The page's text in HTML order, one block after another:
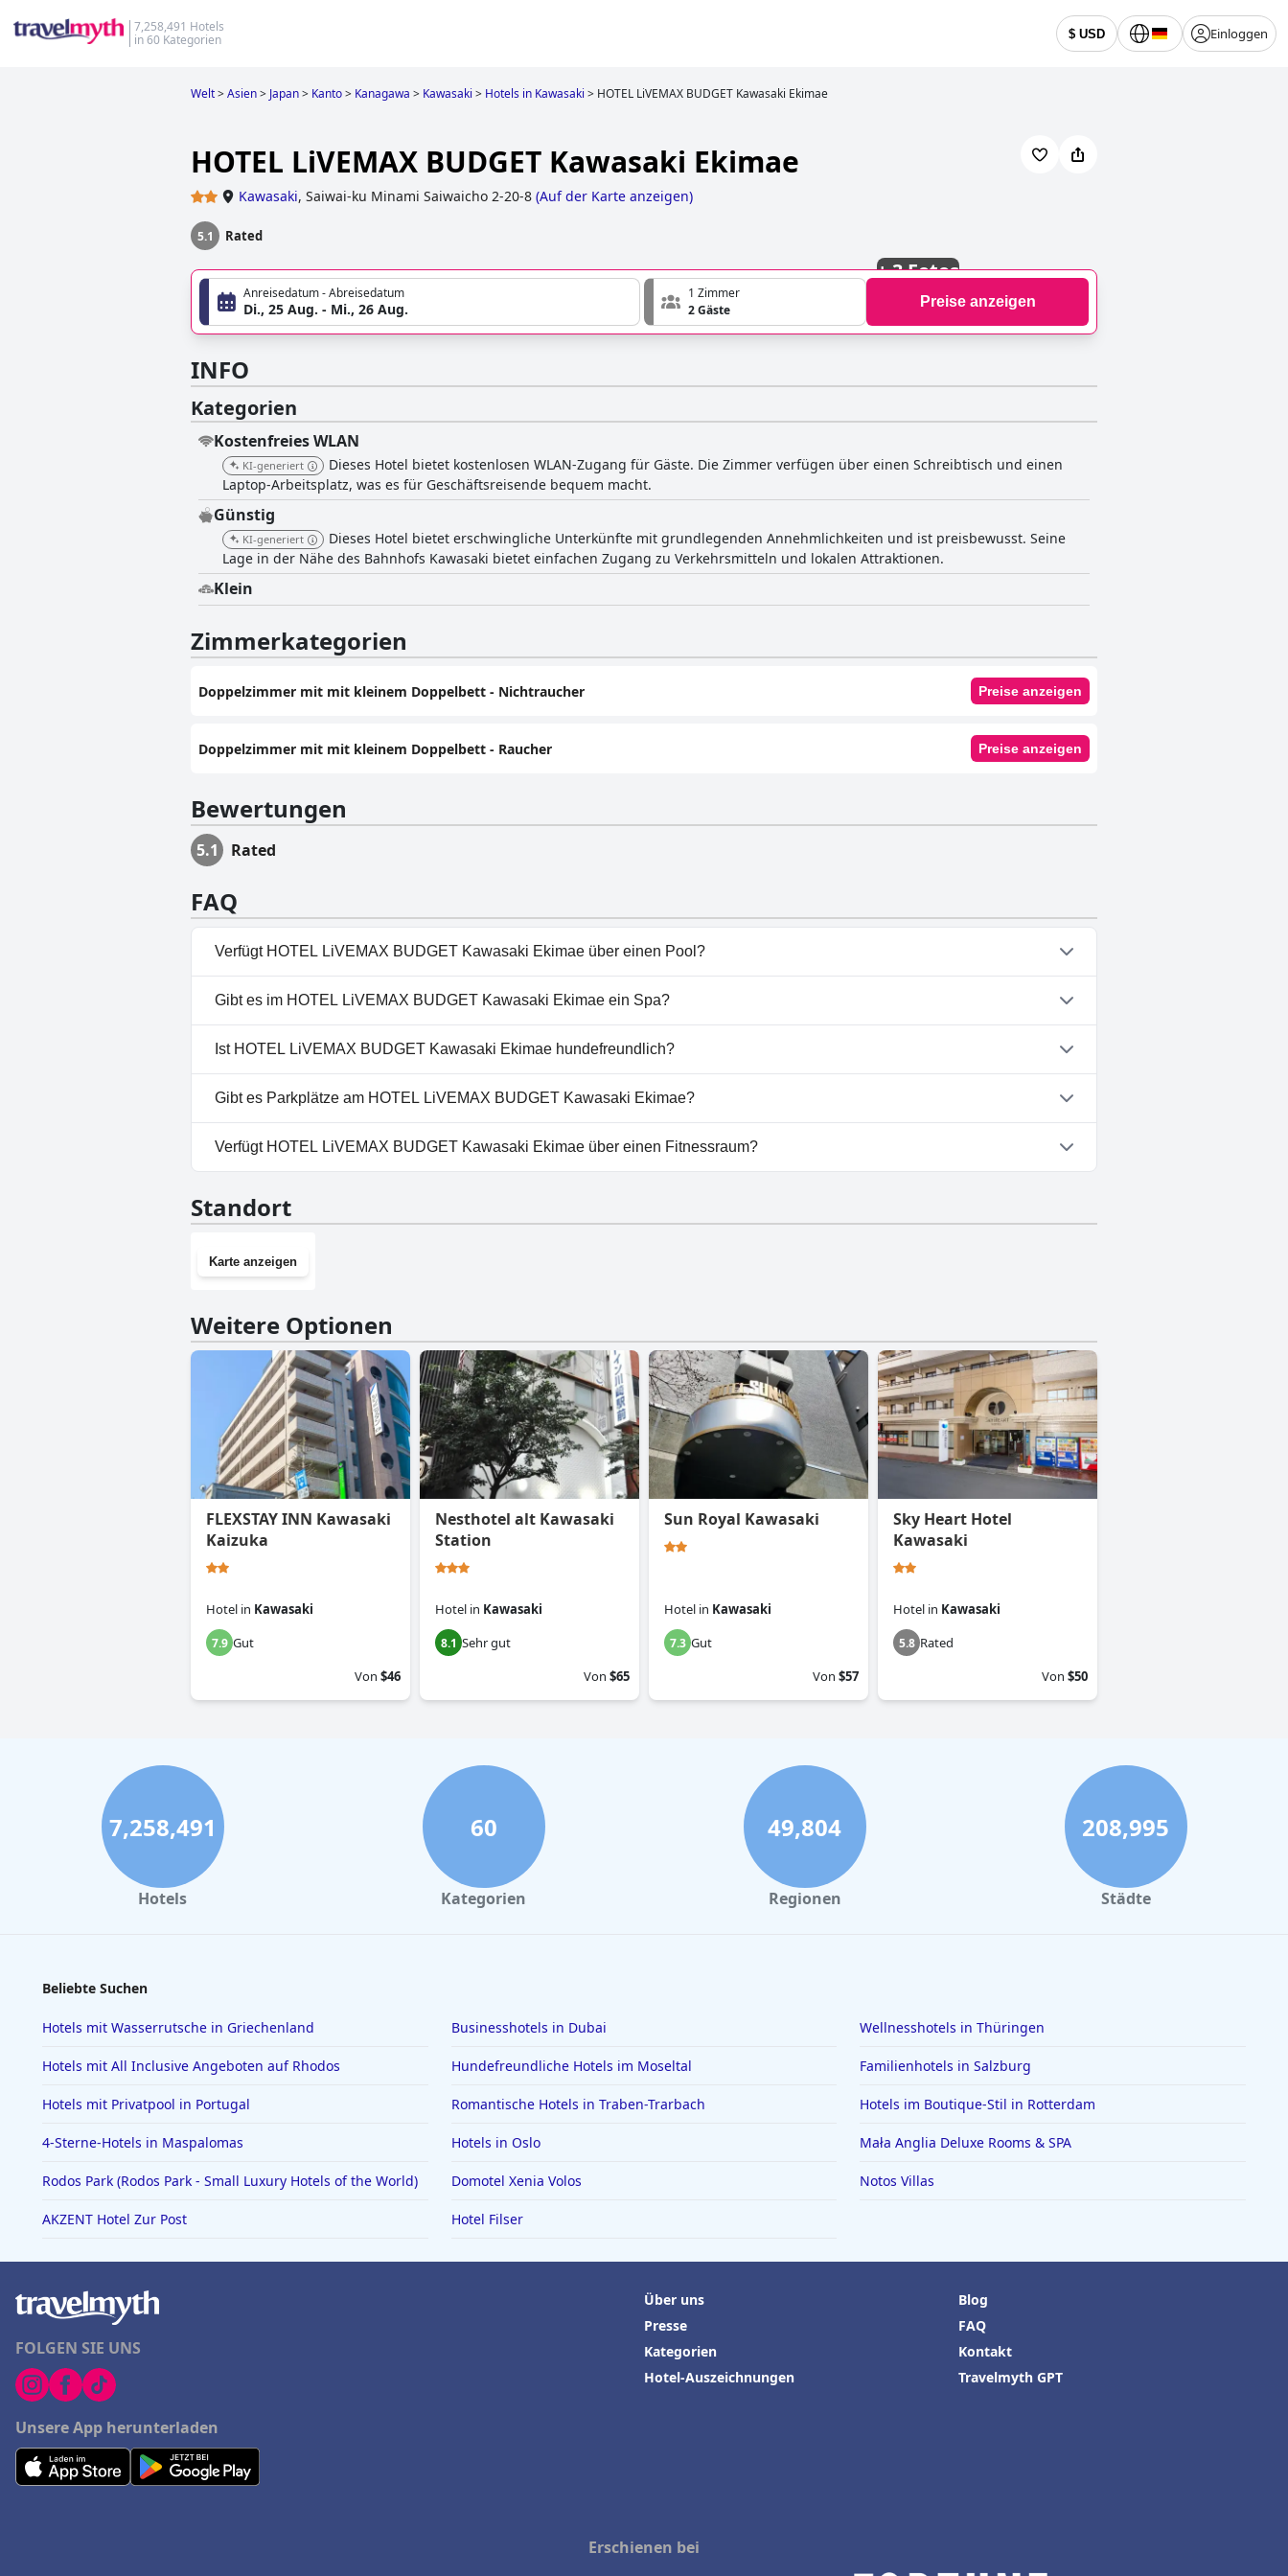
7,258,491 Hotels
in 60 Kategorien
$ USD Einloggen
Welt>Asien> Japan> Kanto> Kanagawa > Kawasaki > Hotels in Kawasaki > HOTEL LiVEMAX BUDGET Kawasaki Ekimae
HOTEL LiVEMAX BUDGET Kawasaki Ekimae
Kawasaki, Saiwai-ku Minami Saiwaicho 2-20-8 (Auf der Karte anzeigen)
5.1 Rated
+3 Fotos
Anreisedatum - Abreisedatum
Di., 25 Aug. - Mi., 26 Aug.
1 Zimmer
2 Gäste
Preise anzeigen
INFO
Kategorien
Kostenfreies WLAN
KI-generiert
Dieses Hotel bietet kostenlosen WLAN-Zugang für Gäste. Die Zimmer verfügen über einen Schreibtisch und einen
Laptop-Arbeitsplatz, was es für Geschäftsreisende bequem macht.
Günstig
KI-generiert
Dieses Hotel bietet erschwingliche Unterkünfte mit grundlegenden Annehmlichkeiten und ist preisbewusst. Seine
Lage in der Nähe des Bahnhofs Kawasaki bietet einfachen Zugang zu Verkehrsmitteln und lokalen Attraktionen.
Klein
Zimmerkategorien
Doppelzimmer mit mit kleinem Doppelbett - Nichtraucher Preise anzeigen
Doppelzimmer mit mit kleinem Doppelbett - Raucher Preise anzeigen
Bewertungen
5.1 Rated
FAQ
Verfügt HOTEL LiVEMAX BUDGET Kawasaki Ekimae über einen Pool?
Nein, HOTEL LiVEMAX BUDGET Kawasaki Ekimae hat keinen Pool.
Gibt es im HOTEL LiVEMAX BUDGET Kawasaki Ekimae ein Spa?
Nein, ein Spa ist im HOTEL LiVEMAX BUDGET Kawasaki Ekimae nicht vorhanden.
Ist HOTEL LiVEMAX BUDGET Kawasaki Ekimae hundefreundlich?
Nein, HOTEL LiVEMAX BUDGET Kawasaki Ekimae erlaubt keine Hunde.
Gibt es Parkplätze am HOTEL LiVEMAX BUDGET Kawasaki Ekimae?
Nein, im HOTEL LiVEMAX BUDGET Kawasaki Ekimae gibt es keine Parkmöglichkeiten.
Verfügt HOTEL LiVEMAX BUDGET Kawasaki Ekimae über einen Fitnessraum?
Standort
Karte anzeigen
Weitere Optionen
FLEXSTAY INN Kawasaki
Kaizuka
Hotel in Kawasaki
7.9 Gut
Von $46
Nesthotel alt Kawasaki
Station
Hotel in Kawasaki
8.1 Sehr gut
Von $65
Sun Royal Kawasaki
Hotel in Kawasaki
7.3 Gut
Von $57
Sky Heart Hotel
Kawasaki
Hotel in Kawasaki
5.8 Rated
Von $50
7,258,491
Hotels
60
Kategorien
49,804
Regionen
208,995
Städte
Beliebte Suchen
Hotels mit Wasserrutsche in Griechenland Businesshotels in Dubai Wellnesshotels in Thüringen
Hotels mit All Inclusive Angeboten auf Rhodos Hundefreundliche Hotels im Moseltal Familienhotels in Salzburg
Hotels mit Privatpool in Portugal Romantische Hotels in Traben-Trarbach Hotels im Boutique-Stil in Rotterdam
4-Sterne-Hotels in Maspalomas Hotels in Oslo Mała Anglia Deluxe Rooms & SPA
Rodos Park (Rodos Park - Small Luxury Hotels of the World) Domotel Xenia Volos Notos Villas
AKZENT Hotel Zur Post Hotel Filser
FOLGEN SIE UNS
Unsere App herunterladen
Über uns
Presse
Kategorien
Hotel-Auszeichnungen
Blog
FAQ
Kontakt
Travelmyth GPT
Erschienen bei